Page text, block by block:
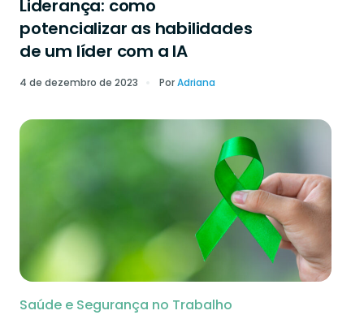
Liderança: como
potencializar as habilidades
de um líder com a IA
4 de dezembro de 2023 PorAdriana
Saúde e Segurança no Trabalho